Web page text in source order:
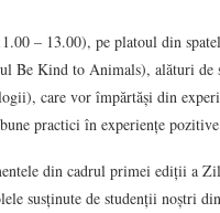
– 13.00), pe platoul din
Be Kind to Animals), alături de
care vor împărtăși din
practici în experiențe
din cadrul primei ediții a
susținute de studenții noștri